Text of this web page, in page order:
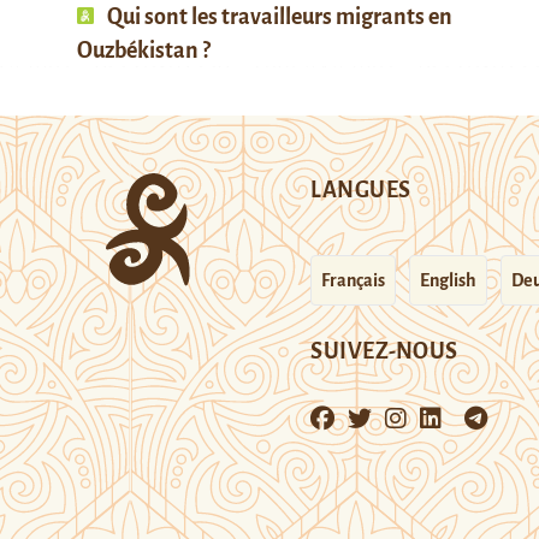
Qui sont les travailleurs migrants en
Ouzbékistan ?
LANGUES
Français English
SUIVEZ-NOUS